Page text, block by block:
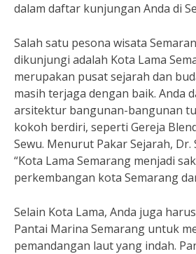
dalam daftar kunjungan Anda di
Salah satu pesona wisata
dikunjungi adalah Kota Lama
merupakan pusat sejarah dan
masih terjaga dengan baik. Anda
arsitektur bangunan-bangunan
kokoh berdiri, seperti Gereja
Sewu. Menurut Pakar Sejarah, Dr.
“Kota Lama Semarang menjadi
perkembangan kota Semarang
Selain Kota Lama, Anda juga
Pantai Marina Semarang untuk
pemandangan laut yang indah.